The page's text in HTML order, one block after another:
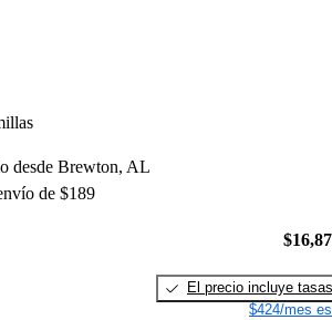
desde Brewton, AL
de $189
El precio incluye tasas
$424/mes